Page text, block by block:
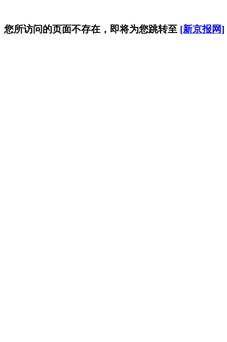
您所访问的页面不存在，即将为您跳转至 [新京报网]